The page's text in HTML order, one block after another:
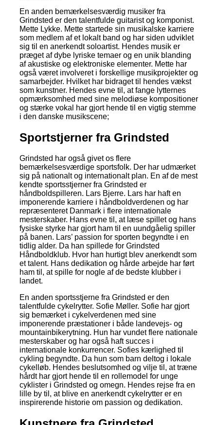
En anden bemærkelsesværdig musiker fra
Grindsted er den talentfulde guitarist og komponist.
Mette Lykke. Mette startede sin musikalske karriere
som medlem af et lokalt band og har siden udviklet
sig til en anerkendt soloartist. Hendes musik er
præget af dybe lyriske temaer og en unik blanding
af akustiske og elektroniske elementer. Mette har
også været involveret i forskellige musikprojekter og
samarbejder. Hvilket har bidraget til hendes vækst
som kunstner. Hendes evne til, at fange lytternes
opmærksomhed med sine melodiøse kompositioner
og stærke vokal har gjort hende til en vigtig stemme
i den danske musikscene;
Sportstjerner fra Grindsted
Grindsted har også givet os flere
bemærkelsesværdige sportsfolk. Der har udmærket
sig på nationalt og internationalt plan. En af de mest
kendte sportsstjerner fra Grindsted er
håndboldspilleren. Lars Bjerre. Lars har haft en
imponerende karriere i håndboldverdenen og har
repræsenteret Danmark i flere internationale
mesterskaber. Hans evne til, at læse spillet og hans
fysiske styrke har gjort ham til en uundgåelig spiller
på banen. Lars’ passion for sporten begyndte i en
tidlig alder. Da han spillede for Grindsted
Håndboldklub. Hvor han hurtigt blev anerkendt som
et talent. Hans dedikation og hårde arbejde har ført
ham til, at spille for nogle af de bedste klubber i
landet.
En anden sportsstjerne fra Grindsted er den
talentfulde cykelrytter. Sofie Møller. Sofie har gjort
sig bemærket i cykelverdenen med sine
imponerende præstationer i både landevejs- og
mountainbikerytning. Hun har vundet flere nationale
mesterskaber og har også haft succes i
internationale konkurrencer. Sofies kærlighed til
cykling begyndte. Da hun som barn deltog i lokale
cykelløb. Hendes beslutsomhed og vilje til, at træne
hårdt har gjort hende til en rollemodel for unge
cyklister i Grindsted og omegn. Hendes rejse fra en
lille by til, at blive en anerkendt cykelrytter er en
inspirerende historie om passion og dedikation.